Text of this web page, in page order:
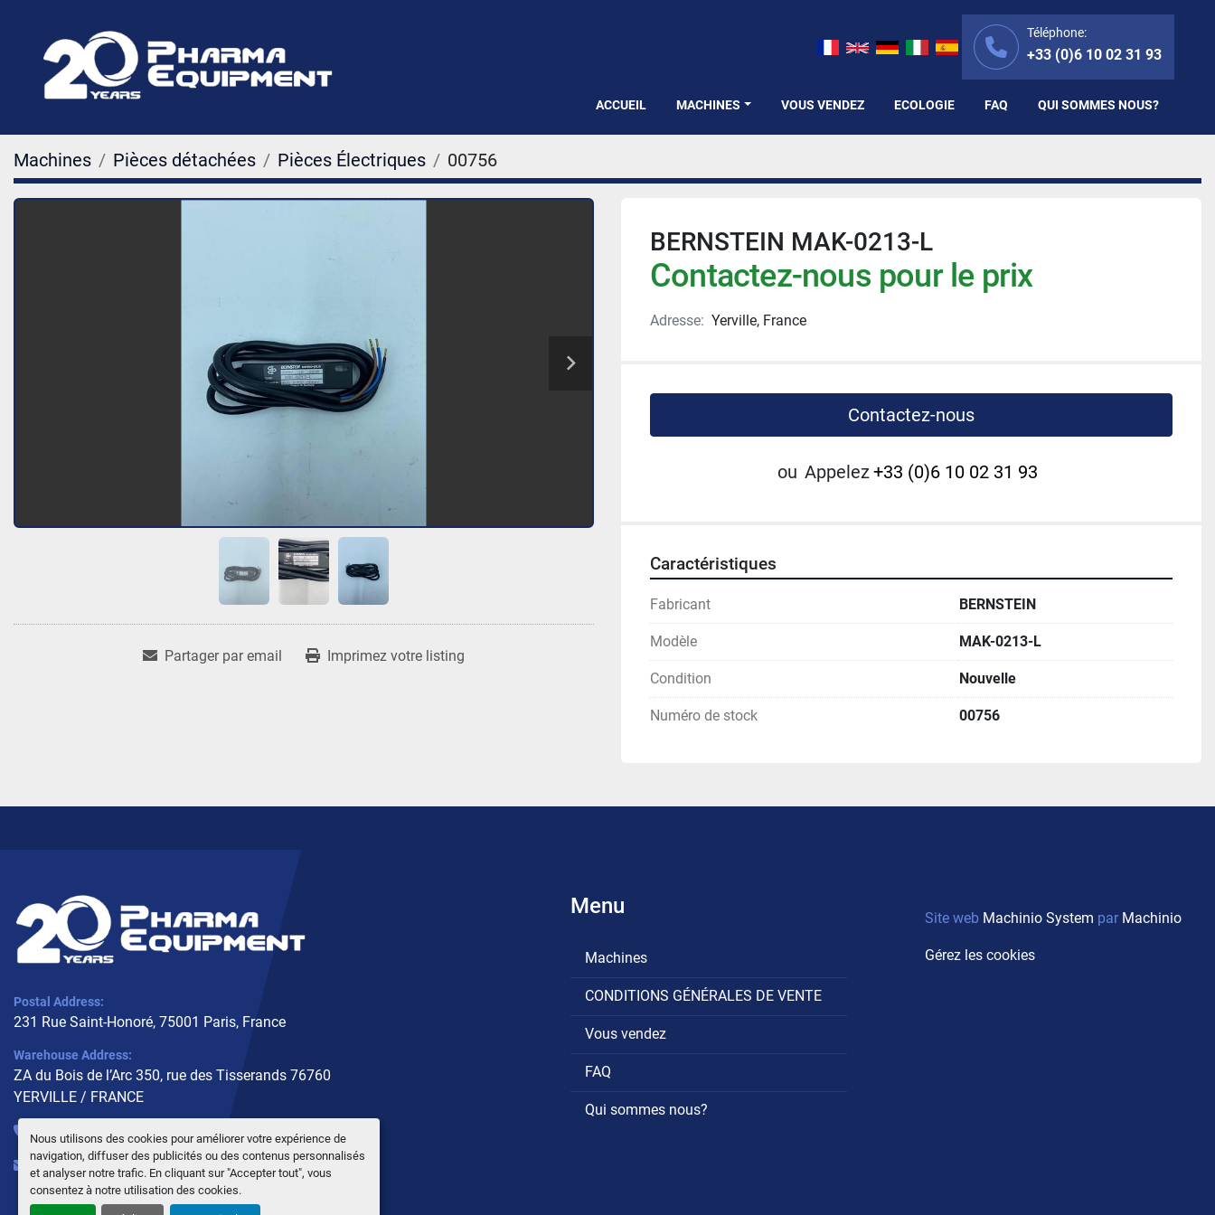
Nous utilisons des cookies pour améliorer votre expérience de
navigation, diffuser des publicités ou des contenus personnalisés
et analyser notre trafic. En cliquant sur "Accepter tout", vous
consentez à notre utilisation des cookies.
Téléphone:
+33 (0)6 10 02 31 93
ACCUEIL MACHINES VOUS VENDEZ ECOLOGIE FAQ QUI SOMMES NOUS?
Machines Pièces détachées Pièces Électriques 00756
Partager par email Imprimez votre listing
BERNSTEIN MAK-0213-L
Contactez-nous pour le prix
Adresse: Yerville, France
Contactez-nous
ou Appelez+33 (0)6 10 02 31 93
Caractéristiques
Fabricant BERNSTEIN
Modèle MAK-0213-L
Condition Nouvelle
Numéro de stock 00756
Postal Address:
231 Rue Saint-Honoré, 75001 Paris, France
Warehouse Address:
ZA du Bois de l’Arc 350, rue des Tisserands 76760
YERVILLE / FRANCE
+33 (0)6 10 02 31 93
info@pharmaequipment.fr
Menu
Machines
CONDITIONS GÉNÉRALES DE VENTE
Vous vendez
FAQ
Qui sommes nous?
Site web Machinio System par Machinio
Gérez les cookies